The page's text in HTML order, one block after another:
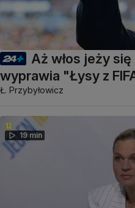
Aż włos jeży się
wyprawia "Łysy z
Ł. Przybyłowicz
19 min